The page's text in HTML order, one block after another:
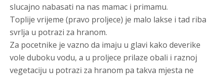
slucajno nabasati na nas mamac i primamu.
Toplije vrijeme (pravo proljece) je malo lakse i tad riba
svrlja u potrazi za hranom.
Za pocetnike je vazno da imaju u glavi kako deverike
vole duboku vodu, a u proljece prilaze obali i raznoj
vegetaciju u potrazi za hranom pa takva mjesta ne